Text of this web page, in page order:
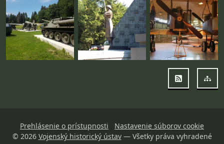
RSS
Prehlásenie o prístupnosti
Nastavenie súborov cookie
© 2026 Vojenský historický ústav— Všetky práva vyhradené